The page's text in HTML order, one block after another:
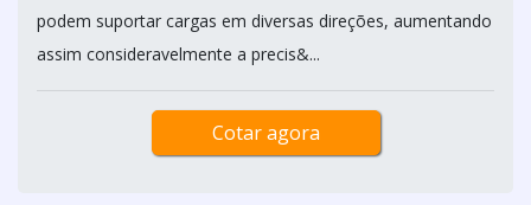
podem suportar cargas em diversas direções, aumentando
assim consideravelmente a precis&...
Cotar agora